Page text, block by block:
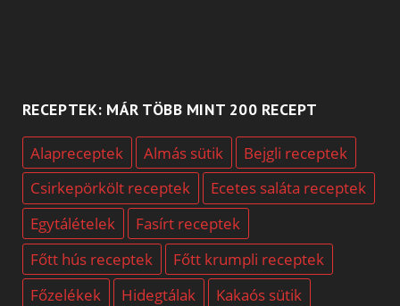
RECEPTEK: MÁR TÖBB MINT 200 RECEPT
Alapreceptek Almás sütik
Bejgli receptek
Csirkepörkölt receptek
Ecetes saláta receptek
Egytálételek
Fasírt receptek
Főtt hús receptek
Főtt krumpli receptek
Főzelékek
Hidegtálak
Kakaós sütik